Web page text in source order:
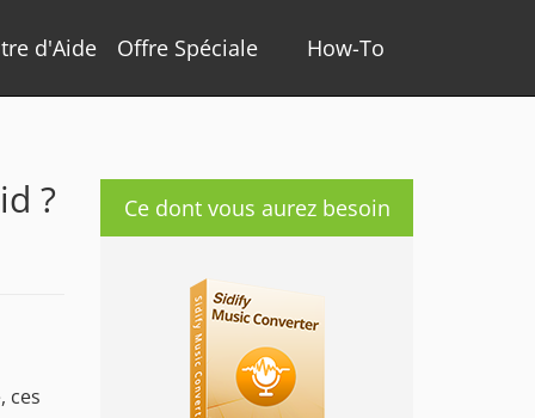
d'Aide Offre Spéciale How-To
?
ces
Ce dont vous aurez besoin